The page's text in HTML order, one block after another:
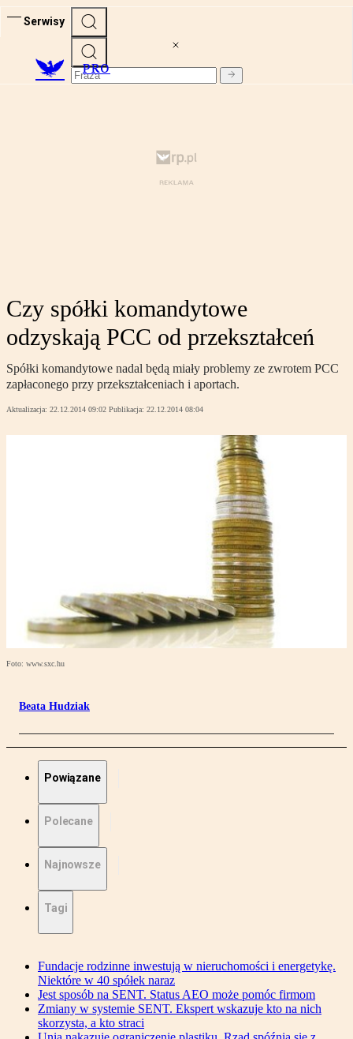
Serwisy
PRO
Czy spółki komandytowe
odzyskają PCC od przekształceń
Spółki komandytowe nadal będą miały problemy ze zwrotem PCC
zapłaconego przy przekształceniach i aportach.
Aktualizacja: 22.12.2014 09:02 Publikacja: 22.12.2014 08:04
Foto: www.sxc.hu
Beata Hudziak
Powiązane
Polecane
Najnowsze
Tagi
Fundacje rodzinne inwestują w nieruchomości i energetykę.
Niektóre w 40 spółek naraz
Jest sposób na SENT. Status AEO może pomóc firmom
Zmiany w systemie SENT. Ekspert wskazuje kto na nich
skorzysta, a kto straci